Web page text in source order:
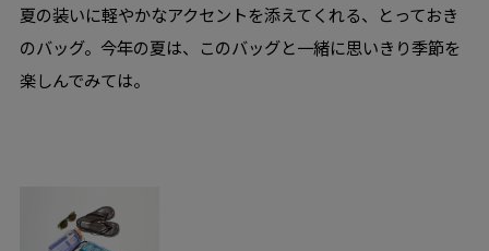
夏の装いに軽やかなアクセントを添えてくれる、とっておき
のバッグ。今年の夏は、このバッグと一緒に思いきり季節を
楽しんでみては。